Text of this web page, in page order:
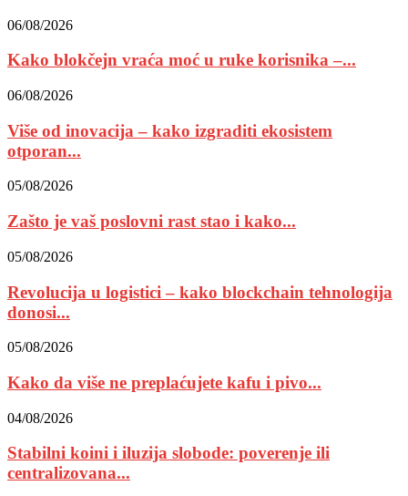
06/08/2026
Kako blokčejn vraća moć u ruke korisnika –...
06/08/2026
Više od inovacija – kako izgraditi ekosistem
otporan...
05/08/2026
Zašto je vaš poslovni rast stao i kako...
05/08/2026
Revolucija u logistici – kako blockchain tehnologija
donosi...
05/08/2026
Kako da više ne preplaćujete kafu i pivo...
04/08/2026
Stabilni koini i iluzija slobode: poverenje ili
centralizovana...